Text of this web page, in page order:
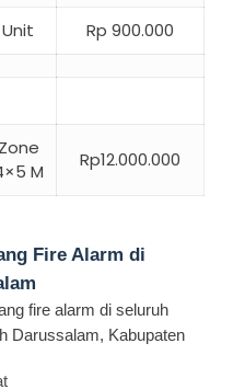
Unit Rp 900.000
Zone
M
Rp12.000.000
Fire Alarm di
fire alarm di seluruh
Darussalam, Kabupaten